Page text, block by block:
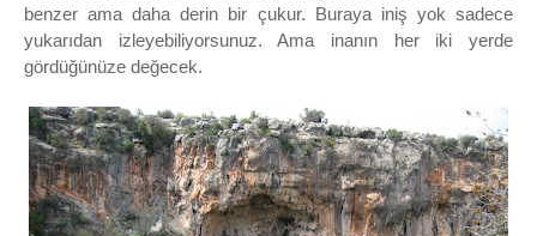
benzer ama daha derin bir çukur. Buraya iniş yok sadece
yukarıdan izleyebiliyorsunuz. Ama inanın her iki yerde
gördüğünüze değecek.